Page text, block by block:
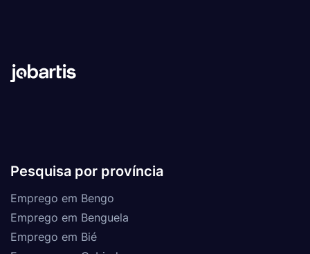
Pesquisa por província
Emprego em Bengo
Emprego em Benguela
Emprego em Bié